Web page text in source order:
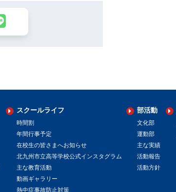
スクールライフ
時間割
年間行事予定
在校生の皆さまへお知らせ
北九州市立高等学校公式インスタグラム
主な教育活動
動画ギャラリー
熱中症事故防止対策
部活動
文化部
運動部
主な実績
活動報告
活動方針